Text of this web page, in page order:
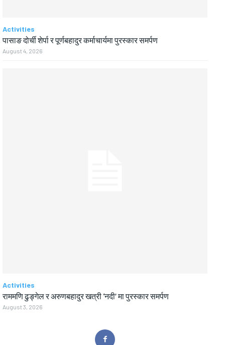
Activities
पासाङ दोर्ची शेर्पा र पूर्णबहादुर कर्माचार्यमा पुरस्कार समर्पण
August 4, 2026
Activities
राममणि ढुङ्गेल र अरुणबहादुर खत्री ‘नदी’ मा पुरस्कार समर्पण
August 3, 2026